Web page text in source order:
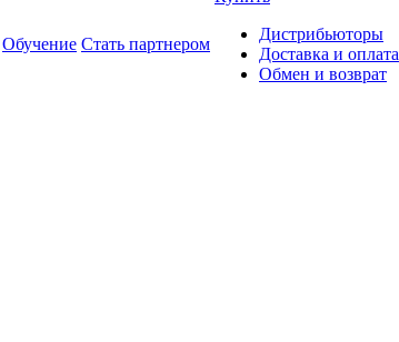
Обучение Стать партнером
Дистрибьюторы
Доставка и оплата
Обмен и возврат